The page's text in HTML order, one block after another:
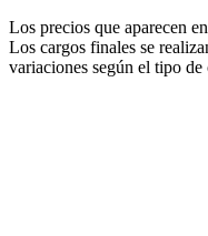
Los precios que aparecen
Los cargos finales se
variaciones según el tipo